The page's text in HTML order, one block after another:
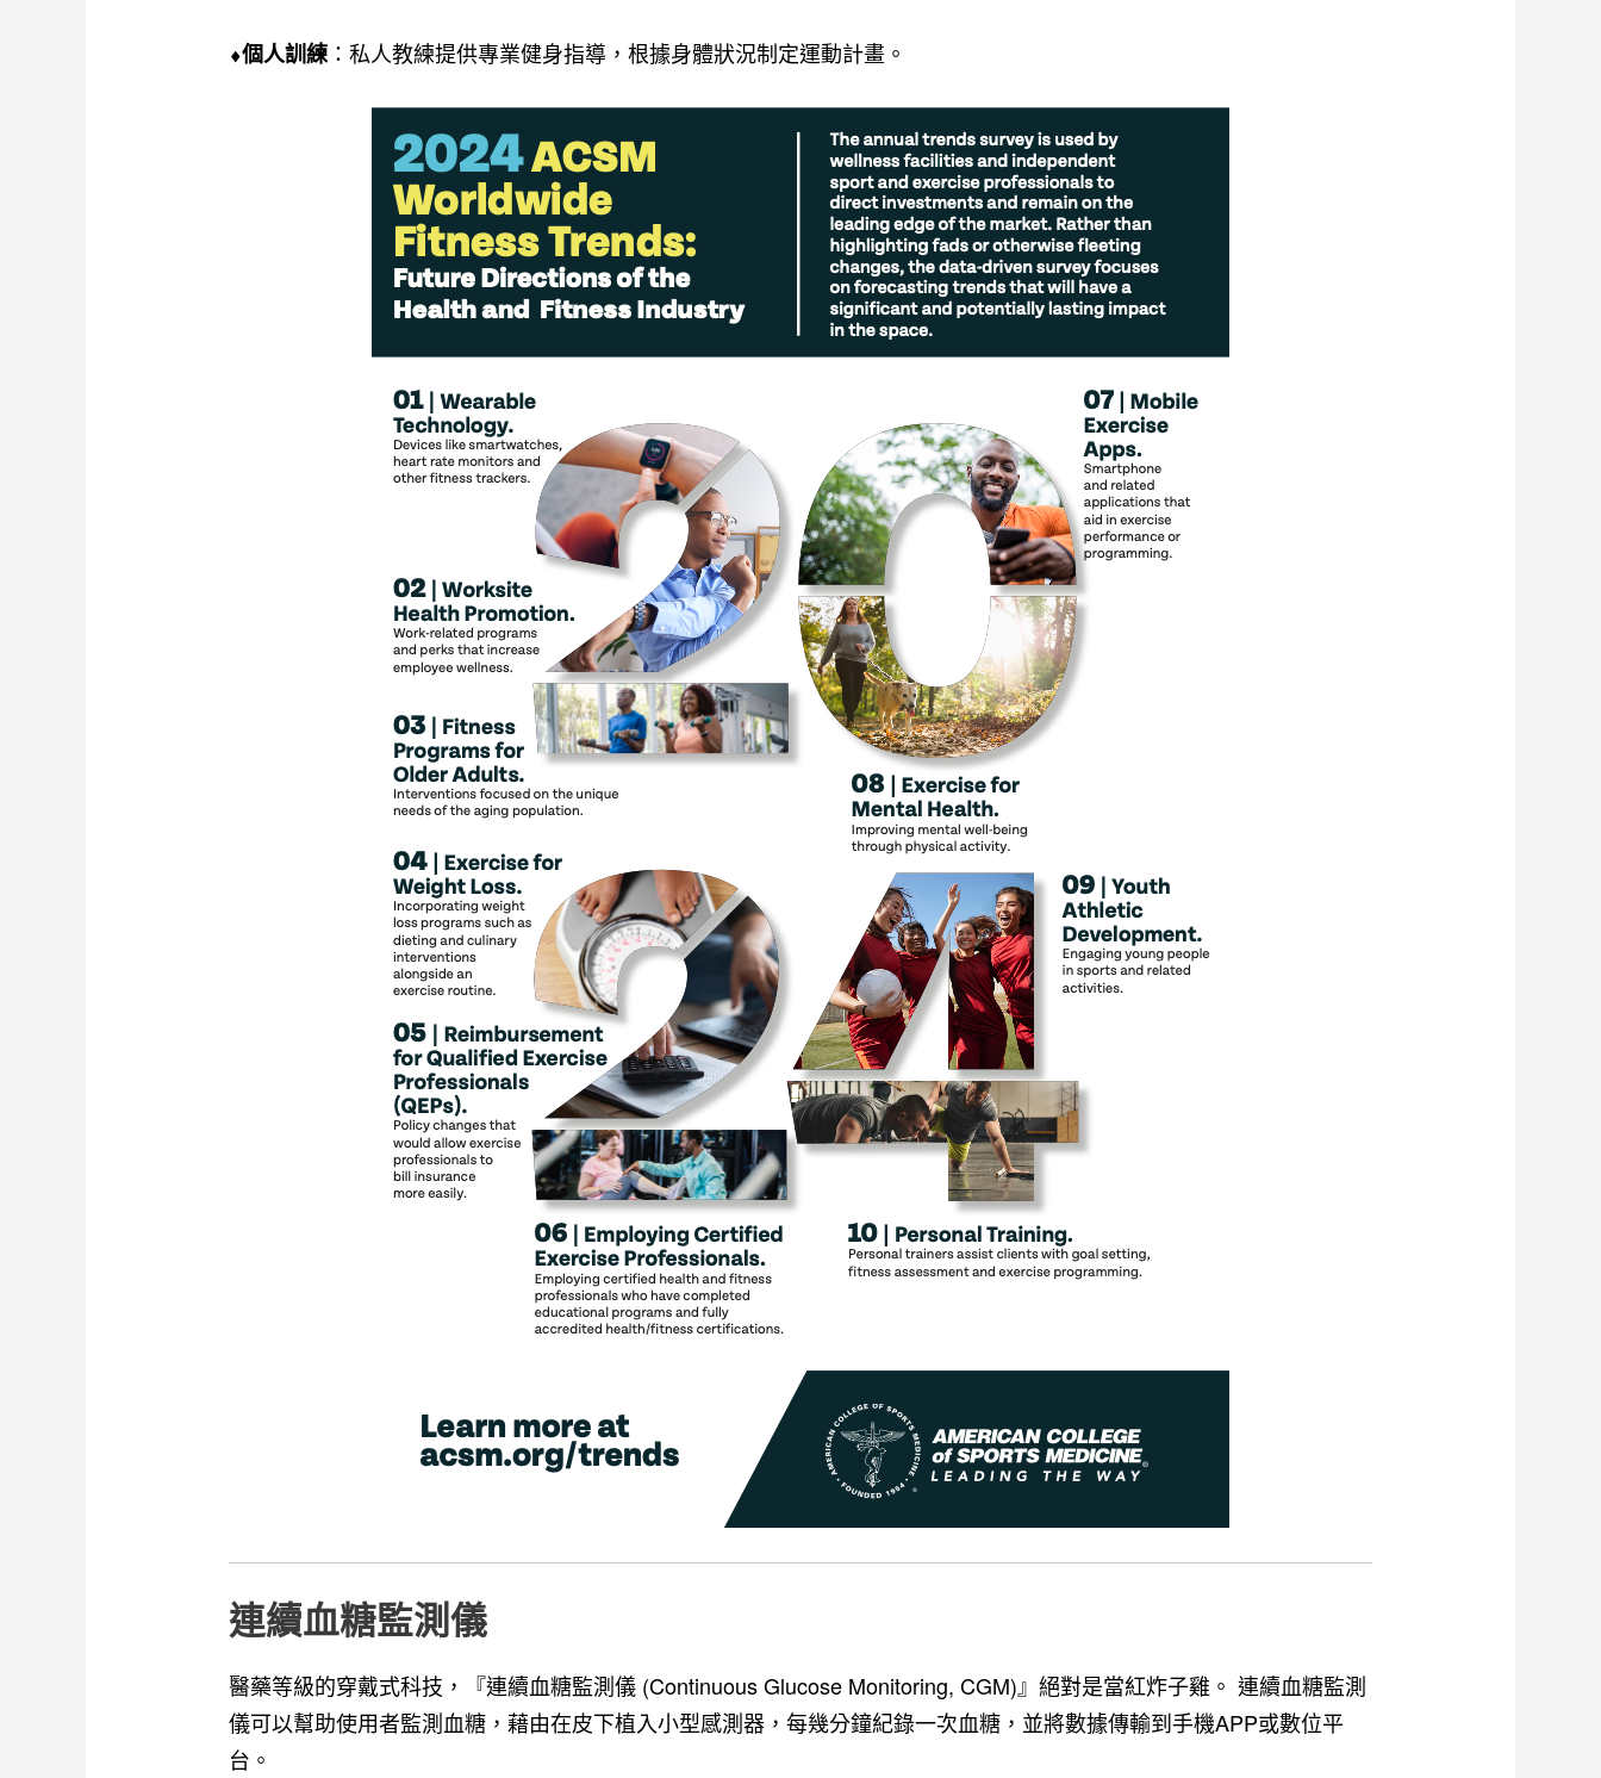
⬧個人訓練 ：私人教練提供專業健身指導，根據身體狀況制定運動計畫。
連續血糖監測儀
醫藥等級的穿戴式科技，『連續血糖監測儀 (Continuous Glucose Monitoring, CGM)』絕對是當紅炸子雞。連續血糖監測
儀可以幫助使用者監測血糖，藉由在皮下植入小型感測器，每幾分鐘紀錄一次血糖，並將數據傳輸到手機APP或數位平
台。